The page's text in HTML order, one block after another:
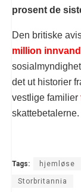
prosent de
Den britiske
million
det ut historier
vestlige familier
skattebetalerne.
Tags: hjemløse
Storbritannia